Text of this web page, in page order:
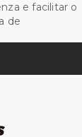
e facilitar o
de